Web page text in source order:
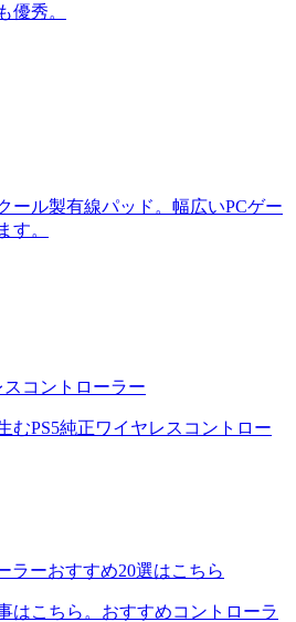
優秀。
ール製有線パッド。幅広いPCゲー
す。
スコントローラー
むPS5純正ワイヤレスコントロー
ラーおすすめ20選はこちら
はこちら。おすすめコントローラ